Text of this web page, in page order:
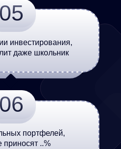
инвестирования,
даже школьник
портфелей,
приносят ..%